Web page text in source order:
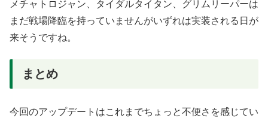
メチャトロジャン、タイダルタイタン、グリムリーパーは
まだ戦場降臨を持っていませんがいずれは実装される日が
来そうですね。
まとめ
今回のアップデートはこれまでちょっと不便さを感じてい